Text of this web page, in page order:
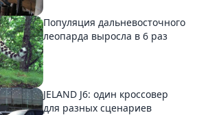
Популяция дальневосточного
леопарда выросла в 6 раз
JELAND J6: один кроссовер
для разных сценариев